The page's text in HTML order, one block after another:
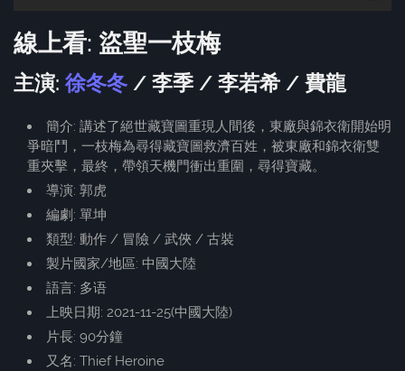
線上看: 盜聖一枝梅
主演: 徐冬冬 / 李季 / 李若希 / 費龍
簡介: 講述了絕世藏寶圖重現人間後，東廠與錦衣衛開始明
爭暗鬥，一枝梅為尋得藏寶圖救濟百姓，被東廠和錦衣衛雙
重夾擊，最終，帶領天機門衝出重圍，尋得寶藏。
導演: 郭虎
編劇: 單坤
類型: 動作 / 冒險 / 武俠 / 古裝
製片國家/地區: 中國大陸
語言: 多语
上映日期: 2021-11-25(中國大陸)
片長: 90分鐘
又名: Thief Heroine